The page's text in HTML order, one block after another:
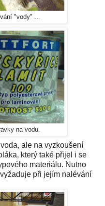
"vody" ...
na vodu.
ale na vyzkoušení
který také přijel i se
materiálu. Nutno
při jejím nalévání